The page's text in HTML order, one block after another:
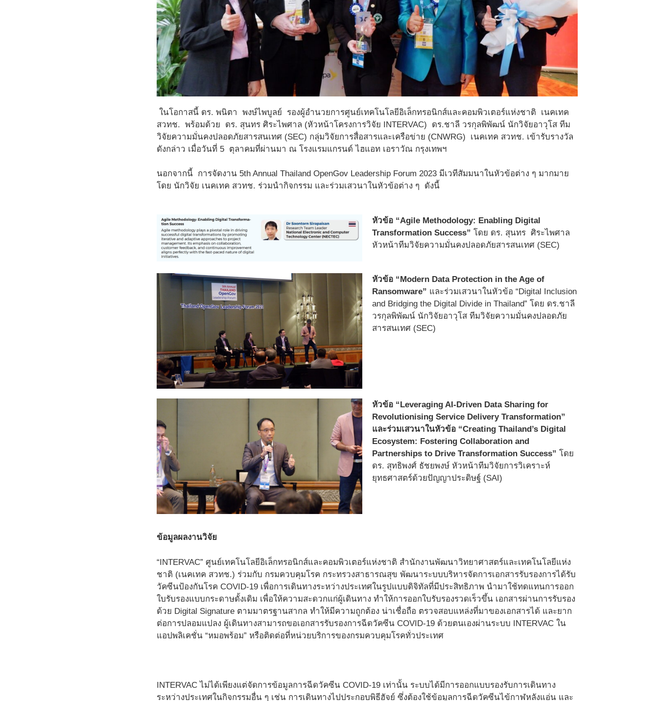
ในโอกาสนี้ ดร. พนิตา พงษ์ไพบูลย์ รองผู้อำนวยการศูนย์เทคโนโลยีอิเล็กทรอนิกส์และคอมพิวเตอร์แห่งชาติ
เนคเทค
สวทช. พร้อมด้วย ดร. สุนทร ศิระไพศาล (หัวหน้าโครงการวิจัย INTERVAC) ดร.ชาลี วรกุลพิพัฒน์ นักวิจัยอาวุโส ทีม
วิจัยความมั่นคงปลอดภัยสารสนเทศ (SEC) กลุ่มวิจัยการสื่อสารและเครือข่าย (CNWRG) เนคเทค สวทช. เข้ารับรางวัล
ดังกล่าว เมื่อวันที่ 5 ตุลาคมที่ผ่านมา ณ โรงแรมแกรนด์ ไฮแอท เอราวัณ กรุงเทพฯ
นอกจากนี้ การจัดงาน 5th Annual Thailand OpenGov Leadership Forum 2023 มีเวทีสัมมนาในหัวข้อต่าง ๆ มากมาย
โดย นักวิจัย เนคเทค สวทช. ร่วมนำกิจกรรม และร่วมเสวนาในหัวข้อต่าง ๆ ดังนี้
หัวข้อ “Agile Methodology: Enabling Digital
Transformation Success” โดย ดร. สุนทร ศิระไพศาล
หัวหน้าทีมวิจัยความมั่นคงปลอดภัยสารสนเทศ (SEC)
หัวข้อ “Modern Data Protection in the Age of
Ransomware” และร่วมเสวนาในหัวข้อ “Digital Inclusion
and Bridging the Digital Divide in Thailand” โดย ดร.ชาลี
วรกุลพิพัฒน์ นักวิจัยอาวุโส ทีมวิจัยความมั่นคงปลอดภัย
สารสนเทศ (SEC)
หัวข้อ “Leveraging AI-Driven Data Sharing for
Revolutionising Service Delivery Transformation”
และร่วมเสวนาในหัวข้อ “Creating Thailand’s Digital
Ecosystem: Fostering Collaboration and
Partnerships to Drive Transformation Success” โดย
ดร. สุทธิพงศ์ ธัชยพงษ์ หัวหน้าทีมวิจัยการวิเคราะห์
ยุทธศาสตร์ด้วยปัญญาประดิษฐ์ (SAI)
ข้อมูลผลงานวิจัย
“INTERVAC” ศูนย์เทคโนโลยีอิเล็กทรอนิกส์และคอมพิวเตอร์แห่งชาติ สำนักงานพัฒนาวิทยาศาสตร์และเทคโนโลยีแห่ง
ชาติ (เนคเทค สวทช.) ร่วมกับ กรมควบคุมโรค กระทรวงสาธารณสุข พัฒนาระบบบริหารจัดการเอกสารรับรองการได้รับ
วัคซีนป้องกันโรค COVID-19 เพื่อการเดินทางระหว่างประเทศในรูปแบบดิจิทัลที่มีประสิทธิภาพ นำมาใช้ทดแทนการออก
ใบรับรองแบบกระดาษดั้งเดิม เพื่อให้ความสะดวกแก่ผู้เดินทาง ทำให้การออกใบรับรองรวดเร็วขึ้น เอกสารผ่านการรับรอง
ด้วย Digital Signature ตามมาตรฐานสากล ทำให้มีความถูกต้อง น่าเชื่อถือ ตรวจสอบแหล่งที่มาของเอกสารได้ และยาก
ต่อการปลอมแปลง ผู้เดินทางสามารถขอเอกสารรับรองการฉีดวัคซีน COVID-19 ด้วยตนเองผ่านระบบ INTERVAC ใน
แอปพลิเคชั่น “หมอพร้อม” หรือติดต่อที่หน่วยบริการของกรมควบคุมโรคทั่วประเทศ
INTERVAC ไม่ได้เพียงแต่จัดการข้อมูลการฉีดวัคซีน COVID-19 เท่านั้น ระบบได้มีการออกแบบรองรับการเดินทาง
ระหว่างประเทศในกิจกรรมอื่น ๆ เช่น การเดินทางไปประกอบพิธีฮัจย์ ซึ่งต้องใช้ข้อมูลการฉีดวัคซีนไข้กาฬหลังแอ่น และ